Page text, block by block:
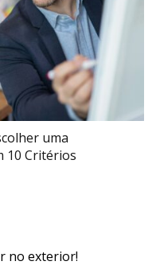
uma
10 Critérios